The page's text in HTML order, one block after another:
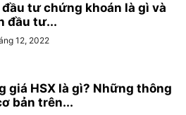
đầu tư chứng khoán là gì và
đầu tư...
12, 2022
giá HSX là gì? Những thông
bản trên...